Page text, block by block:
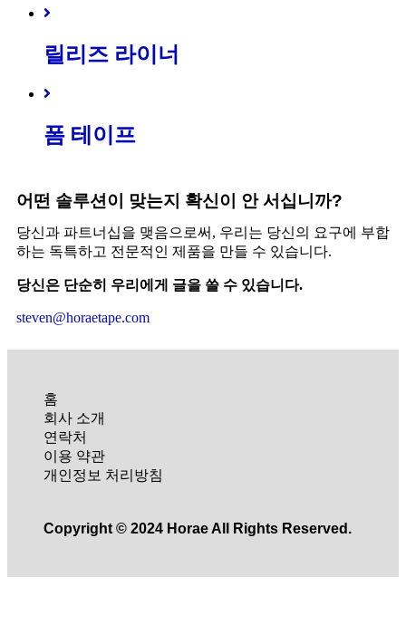
릴리즈 라이너
폼 테이프
어떤 솔루션이 맞는지 확신이 안 서십니까?
당신과 파트너십을 맺음으로써, 우리는 당신의 요구에 부합
하는 독특하고 전문적인 제품을 만들 수 있습니다.
당신은 단순히 우리에게 글을 쓸 수 있습니다.
steven@horaetape.com
홈
회사 소개
연락처
이용 약관
개인정보 처리방침
Copyright © 2024 Horae All Rights Reserved.